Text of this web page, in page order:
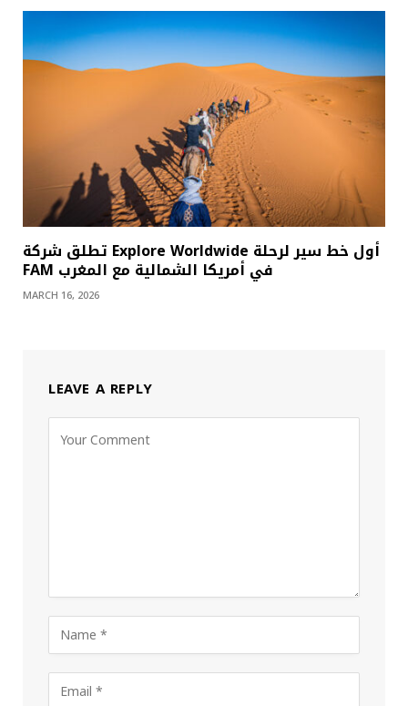
تطلق شركة Explore Worldwide أول خط سير لرحلة
FAM في أمريكا الشمالية مع المغرب
MARCH 16, 2026
LEAVE A REPLY